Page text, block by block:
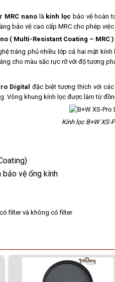
MRC nanolà kính lọc bảo vệ hoàn
bảo vệ cao cấp MRC cho phép
( Multi-Resistant Coating – MRC )
tráng phủ nhiều lớp cả hai mặt
cho màu sắc rực rỡ với độ tương
Digital đặc biệt tương thích với
Vòng khung kính lọc được làm từ
Kính lọc B+W XS-
bảo vệ ống kính